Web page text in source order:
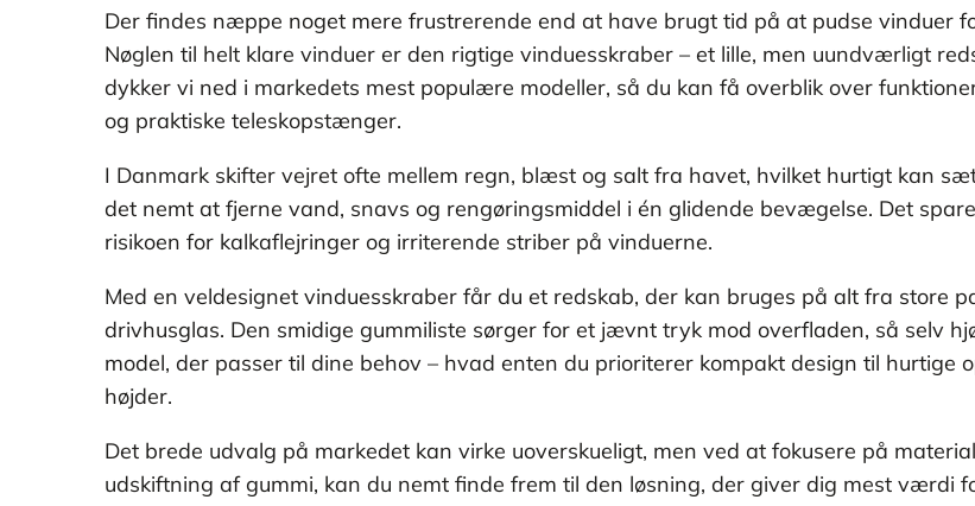
Der findes næppe noget mere frustrerende end at have brugt tid på at pudse vinduer
Nøglen til helt klare vinduer er den rigtige vinduesskraber – et lille, men uundværligt
dykker vi ned i markedets mest populære modeller, så du kan få overblik over
og praktiske teleskopstænger.
I Danmark skifter vejret ofte mellem regn, blæst og salt fra havet, hvilket hurtigt kan
det nemt at fjerne vand, snavs og rengøringsmiddel i én glidende bevægelse. Det
risikoen for kalkaflejringer og irriterende striber på vinduerne.
Med en veldesignet vinduesskraber får du et redskab, der kan bruges på alt fra store
drivhusglas. Den smidige gummiliste sørger for et jævnt tryk mod overfladen, så selv
model, der passer til dine behov – hvad enten du prioriterer kompakt design til
højder.
Det brede udvalg på markedet kan virke uoverskueligt, men ved at fokusere på
udskiftning af gummi, kan du nemt finde frem til den løsning, der giver dig mest værdi